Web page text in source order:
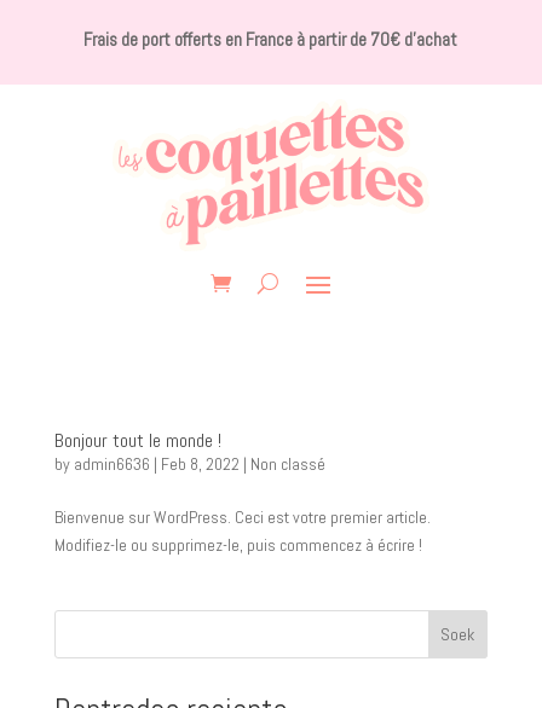
Frais de port offerts en France à partir de 70€ d’achat
Bonjour tout le monde !
by admin6636 | Feb 8, 2022 | Non classé
Bienvenue sur WordPress. Ceci est votre premier article.
Modifiez-le ou supprimez-le, puis commencez à écrire !
Soek